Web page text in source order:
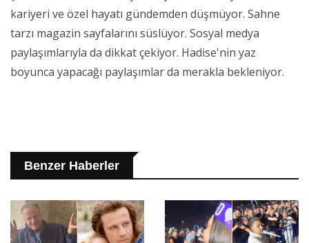
kariyeri ve özel hayatı gündemden düşmüyor. Sahne
tarzı magazin sayfalarını süslüyor. Sosyal medya
paylaşımlarıyla da dikkat çekiyor. Hadise'nin yaz
boyunca yapacağı paylaşımlar da merakla bekleniyor.
Benzer Haberler